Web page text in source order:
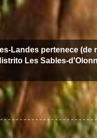
Landes pertenece (de
Les Sables-